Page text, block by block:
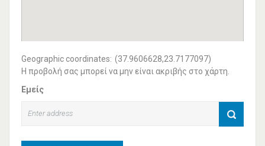
Geographic coordinates: (37.9606628,23.7177097)
Η προβολή σας μπορεί να μην είναι ακριβής στο χάρτη.
Εμείς